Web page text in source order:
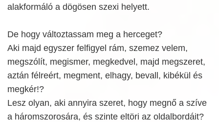
alakformáló a dögösen szexi helyett.
De hogy változtassam meg a herceget?
Aki majd egyszer felfigyel rám, szemez velem,
megszólít, megismer, megkedvel, majd megszeret,
aztán félreért, megment, elhagy, bevall, kibékül és
megkér!?
Lesz olyan, aki annyira szeret, hogy megnő a szíve
a háromszorosára, és szinte eltöri az oldalbordáit?